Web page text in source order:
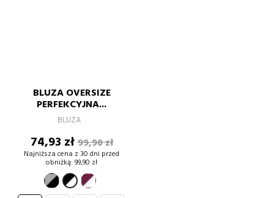
BLUZA OVERSIZE
PERFEKCYJNA...
BLUZA
Cena
74,93 złCena
podstawowa
99,90 zł
Najniższa cena z 30 dni przed
obniżką: 99,90 zł
szary-
czarny
czarno-burgund-
biały